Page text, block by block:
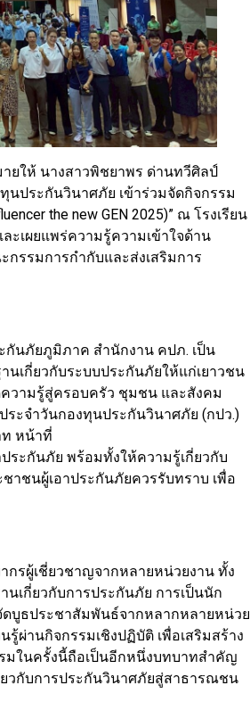
ยให้ นางสาวพิชยาพร ด่านทวีศิลป์
ประกันวินาศภัย เข้าร่วมจัดกิจกรรม
the new GEN 2025)” ณ โรงเรียน
ะเผยแพร่ความรู้ความเข้าใจด้าน
รรมการกำกับและส่งเสริมการ
นภัยภูมิภาค สำนักงาน คปภ. เป็น
เกี่ยวกับระบบประกันภัยให้แก่เยาวชน
วามรู้สู่ครอบครัว ชุมชน และสังคม
ะจำวันกองทุนประกันวินาศภัย (กปว.)
ท หน้าที่
ะกันภัย พร้อมทั้งให้ความรู้เกี่ยวกับ
ชนผู้เอาประกันภัยควรรับทราบ เพื่อ
กรผู้เชี่ยวชาญจากหลายหน่วยงาน ทั้ง
เกี่ยวกับการประกันภัย การเป็นนัก
ดบูธประชาสัมพันธ์จากหลากหลายหน่วย
รู้ผ่านกิจกรรมเชิงปฏิบัติ เพื่อเสริมสร้าง
มในครั้งนี้ถือเป็นอีกหนึ่งบทบาทสำคัญ
วกับการประกันวินาศภัยสู่สาธารณชน